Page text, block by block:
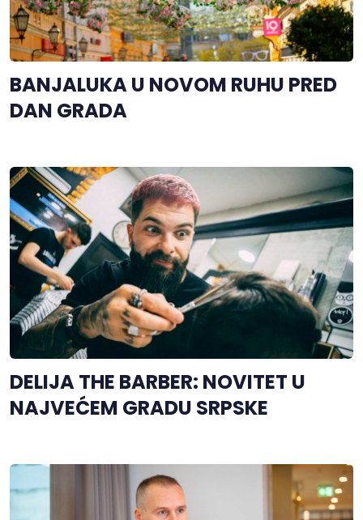
BANJALUKA U NOVOM RUHU PRED
DAN GRADA
DELIJA THE BARBER: NOVITET U
NAJVEĆEM GRADU SRPSKE